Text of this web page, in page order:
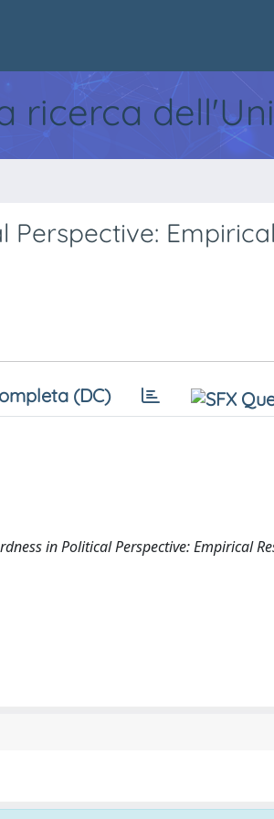
ricerca
Perspective:
(DC)
in Political Perspective: Empirical